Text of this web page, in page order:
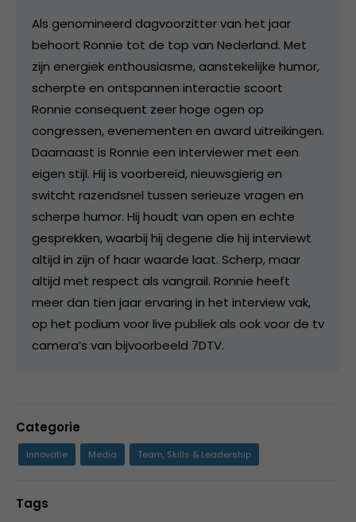
Als genomineerd dagvoorzitter van het jaar
behoort Ronnie tot de top van Nederland. Met
zijn energiek enthousiasme, aanstekelijke humor,
scherpte en ontspannen interactie scoort
Ronnie consequent zeer hoge ogen op
congressen, evenementen en award uitreikingen.
Daarnaast is Ronnie een interviewer met een
eigen stijl. Hij is voorbereid, nieuwsgierig en
switcht razendsnel tussen serieuze vragen en
scherpe humor. Hij houdt van open en echte
gesprekken, waarbij hij degene die hij interviewt
altijd in zijn of haar waarde laat. Scherp, maar
altijd met respect als vangrail. Ronnie heeft
meer dan tien jaar ervaring in het interview vak,
op het podium voor live publiek als ook voor de tv
camera’s van bijvoorbeeld 7DTV.
Categorie
Innovatie Media Team, Skills & Leadership
Tags